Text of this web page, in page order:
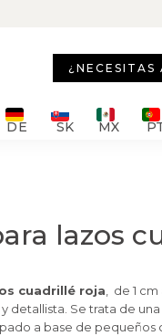
¿NECESITAS
DE SK MX
lazos
cuadrillé roja , de 1
detallista. Se trata de
a base de pequeños